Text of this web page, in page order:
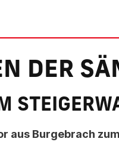
DER
aus Burgebrach